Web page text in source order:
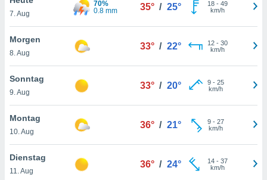
oder
Partner
es uns
das
der
Profil zu
Ihnen
finden
7. Aug
70%
0.8 mm
35° / 25° 18- 49
km/h
Morgen
8. Aug
33° / 22° 12- 30
km/h
Sonntag
9. Aug
33° / 20° 9- 25
km/h
Montag
10. Aug
36° / 21° 9- 27
km/h
Dienstag
11. Aug
36° / 24° 14- 37
km/h